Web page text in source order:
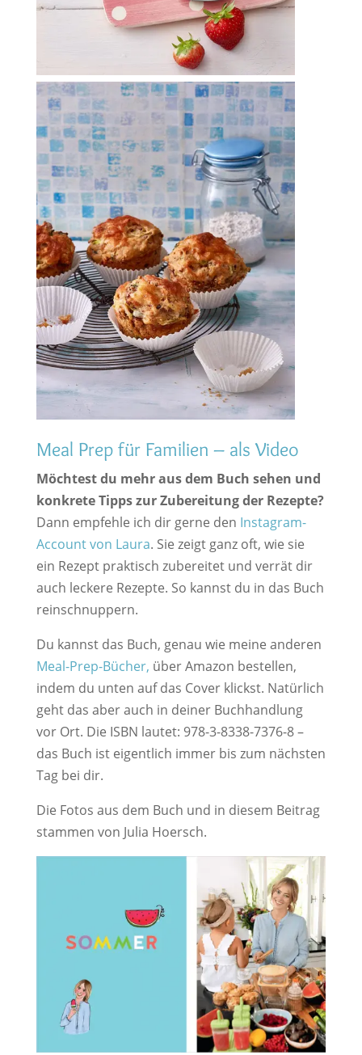
Meal Prep für Familien – als Video
Möchtest du mehr aus dem Buch sehen und
konkrete Tipps zur Zubereitung der Rezepte?
Dann empfehle ich dir gerne den Instagram-
Account von Laura. Sie zeigt ganz oft, wie sie
ein Rezept praktisch zubereitet und verrät dir
auch leckere Rezepte. So kannst du in das Buch
reinschnuppern.
Du kannst das Buch, genau wie meine anderen
Meal-Prep-Bücher, über Amazon bestellen,
indem du unten auf das Cover klickst. Natürlich
geht das aber auch in deiner Buchhandlung
vor Ort. Die ISBN lautet: 978-3-8338-7376-8 –
das Buch ist eigentlich immer bis zum nächsten
Tag bei dir.
Die Fotos aus dem Buch und in diesem Beitrag
stammen von Julia Hoersch.